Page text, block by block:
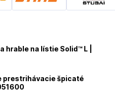
hrable na lístie Solid™ L |
prestrihávacie špicaté